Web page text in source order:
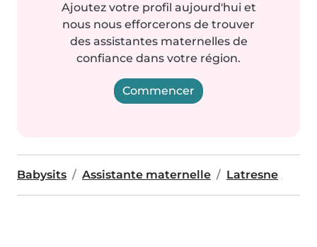
Ajoutez votre profil aujourd'hui et
nous nous efforcerons de trouver
des assistantes maternelles de
confiance dans votre région.
Commencer
Babysits Assistante maternelle Latresne